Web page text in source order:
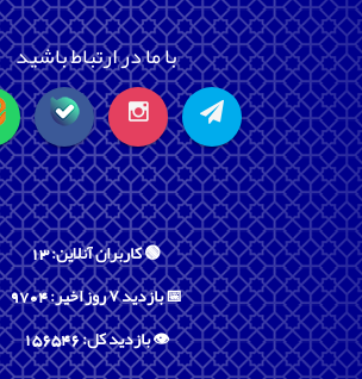
با ما در ارتباط باشید
🟢 کاربران آنلاین: 13
📅 بازدید ۷ روز اخیر: 9704
👁️ بازدید کل: 156546